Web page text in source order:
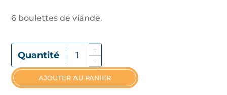
6 boulettes de viande.
Quantité De Boulettes De Viande
+
-
AJOUTER AU PANIER